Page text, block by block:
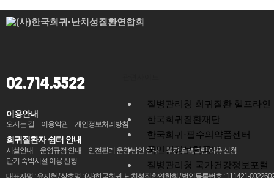
질병관리청 희귀질환 헬프라인
한국희귀질환재단
한국희귀·필수의약품센터
국민건강보험공단
질병관리청 국가건강정보포털
02.714.5522
이용안내
오시는 길 이용약관 개인정보처리방침
희귀질환자 쉼터 안내
시설안내 운영규정 안내 안전관리 운영 방안 안내
주간 프로그램 이용 신청
단기 숙박시설 이용 신청
대표자명 : 유지현 / 상호명 : (사)한국희귀. 난치성질환연합회 / 법인등록번호 : 111421-